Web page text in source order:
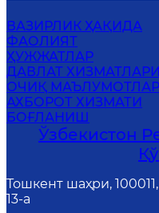
ВАЗИРЛИК ҲАҚИДА
ФАОЛИЯТ
ҲУЖЖАТЛАР
ДАВЛАТ ХИЗМАТЛАРИ
ОЧИҚ МАЪЛУМОТЛАР
АХБОРОТ ХИЗМАТИ
БОҒЛАНИШ
Ўзбекистон
Тошкент шаҳри,
13-a